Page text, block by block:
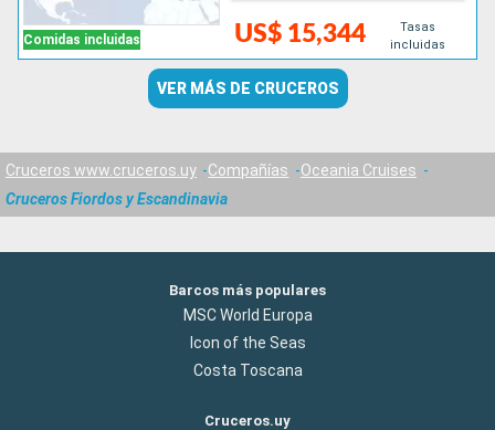
Comidas incluidas US$ 15,344
Tasas
incluidas
VER MÁS DE CRUCEROS
Cruceros www.cruceros.uy Compañías
Oceania Cruises
Cruceros Fiordos y Escandinavia
Barcos más populares
MSC World Europa
Icon of the Seas
Costa Toscana
Cruceros.uy